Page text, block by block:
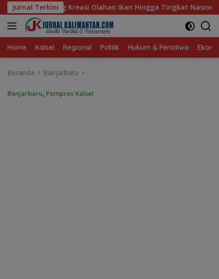
Langsung
ke
konten
Jurnal Terkini
Ikan Hingga Tingkat Nasional Pada Lomba Masak Serba Ikan
Home Kalsel Regional Politik Hukum & Peristiwa
Beranda Banjarbaru
Banjarbaru, Pemprov Kalsel